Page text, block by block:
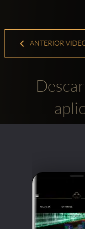
ANTERIOR